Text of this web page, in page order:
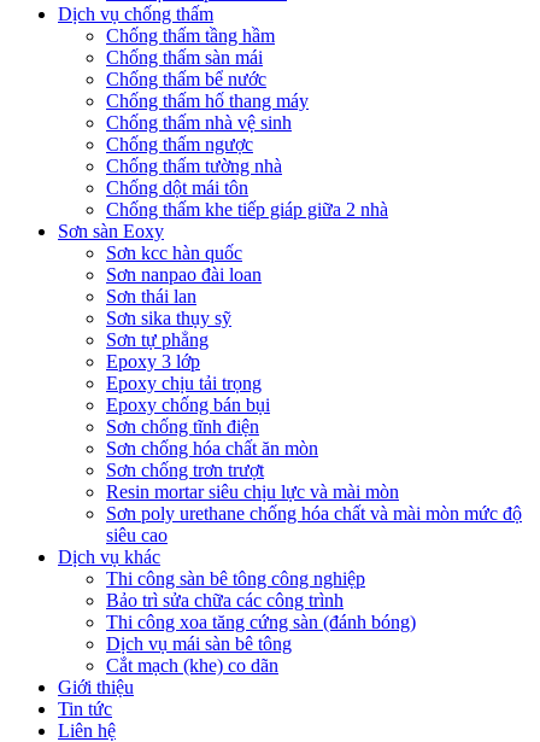
Dịch vụ chống thấm
Chống thấm tầng hầm
Chống thấm sàn mái
Chống thấm bể nước
Chống thấm hố thang máy
Chống thấm nhà vệ sinh
Chống thấm ngược
Chống thấm tường nhà
Chống dột mái tôn
Chống thấm khe tiếp giáp giữa 2 nhà
Sơn sàn Eoxy
Sơn kcc hàn quốc
Sơn nanpao đài loan
Sơn thái lan
Sơn sika thụy sỹ
Sơn tự phẳng
Epoxy 3 lớp
Epoxy chịu tải trọng
Epoxy chống bán bụi
Sơn chống tĩnh điện
Sơn chống hóa chất ăn mòn
Sơn chống trơn trượt
Resin mortar siêu chịu lực và mài mòn
Sơn poly urethane chống hóa chất và mài mòn mức độ
siêu cao
Dịch vụ khác
Thi công sàn bê tông công nghiệp
Bảo trì sửa chữa các công trình
Thi công xoa tăng cứng sàn (đánh bóng)
Dịch vụ mái sàn bê tông
Cắt mạch (khe) co dãn
Giới thiệu
Tin tức
Liên hệ